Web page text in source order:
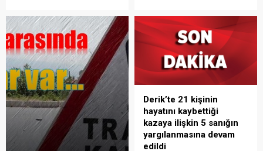
eğitimi alıyor.
Derik’te 21 kişinin
hayatını kaybettiği
kazaya ilişkin 5 sanığın
yargılanmasına devam
edildi